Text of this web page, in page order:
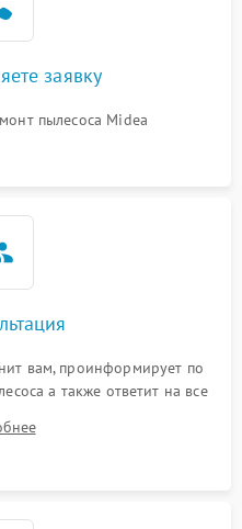
заявку
пылесоса Midea
вам, проинформирует по
а также ответит на все